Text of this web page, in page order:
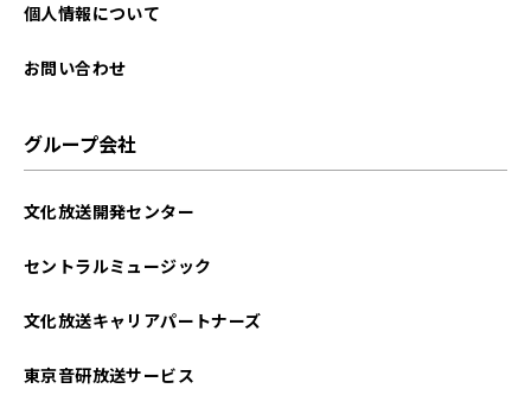
個人情報について
お問い合わせ
グループ会社
文化放送開発センター
セントラルミュージック
文化放送キャリアパートナーズ
東京音研放送サービス